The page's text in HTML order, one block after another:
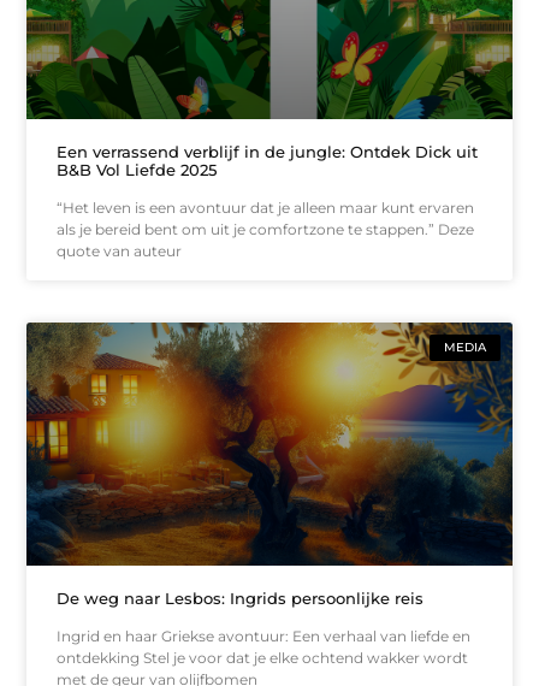
Een verrassend verblijf in de jungle: Ontdek Dick uit
B&B Vol Liefde 2025
“Het leven is een avontuur dat je alleen maar kunt ervaren
als je bereid bent om uit je comfortzone te stappen.” Deze
quote van auteur
MEDIA
De weg naar Lesbos: Ingrids persoonlijke reis
Ingrid en haar Griekse avontuur: Een verhaal van liefde en
ontdekking Stel je voor dat je elke ochtend wakker wordt
met de geur van olijfbomen